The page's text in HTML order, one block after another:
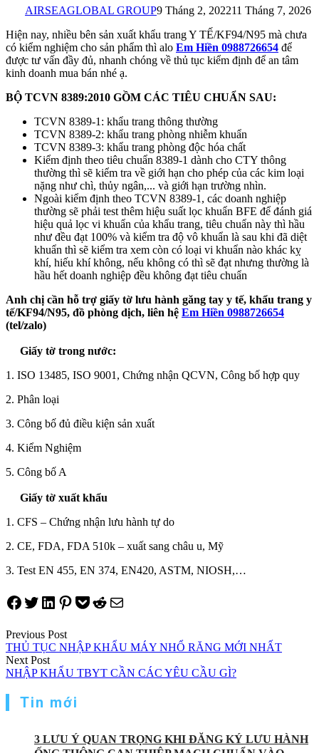
AIRSEAGLOBAL GROUP9 Tháng 2, 202211 Tháng 7, 2026
Hiện nay, nhiều bên sản xuất khẩu trang Y TẾ/KF94/N95 mà chưa
có kiểm nghiệm cho sản phẩm thì alo Em Hiền 0988726654 để
được tư vấn đầy đủ, nhanh chóng về thủ tục kiểm định để an tâm
kinh doanh mua bán nhé ạ.
BỘ TCVN 8389:2010 GỒM CÁC TIÊU CHUẨN SAU:
TCVN 8389-1: khẩu trang thông thường
TCVN 8389-2: khẩu trang phòng nhiễm khuẩn
TCVN 8389-3: khẩu trang phòng độc hóa chất
Kiểm định theo tiêu chuẩn 8389-1 dành cho CTY thông
thường thì sẽ kiểm tra về giới hạn cho phép của các kim loại
nặng như chì, thủy ngân,... và giới hạn trường nhìn.
Ngoài kiểm định theo TCVN 8389-1, các doanh nghiệp
thường sẽ phải test thêm hiệu suất lọc khuẩn BFE để đánh giá
hiệu quả lọc vi khuẩn của khẩu trang, tiêu chuẩn này thì hầu
như đều đạt 100% và kiểm tra độ vô khuẩn là sau khi đã diệt
khuẩn thì sẽ kiểm tra xem còn có loại vi khuẩn nào khác kỵ
khí, hiếu khí không, nếu không có thì sẽ đạt nhưng thường là
hầu hết doanh nghiệp đều không đạt tiêu chuẩn
Anh chị cần hỗ trợ giấy tờ lưu hành găng tay y tế, khẩu trang y
tế/KF94/N95, đồ phòng dịch, liên hệ Em Hiền 0988726654
(tel/zalo)
Giấy tờ trong nước:
1. ISO 13485, ISO 9001, Chứng nhận QCVN, Công bố hợp quy
2. Phân loại
3. Công bố đủ điều kiện sản xuất
4. Kiểm Nghiệm
5. Công bố A
Giấy tờ xuất khẩu
1. CFS – Chứng nhận lưu hành tự do
2. CE, FDA, FDA 510k – xuất sang châu u, Mỹ
3. Test EN 455, EN 374, EN420, ASTM, NIOSH,…
Share on Facebook
Tweet on Twitter
Share on LinkedIn
Pin on Pinterest
Save to pocket
Share on Reddit
Share via Email
Điều
hướng
bài
viết
Previous Post
THỦ TỤC NHẬP KHẨU MÁY NHỔ RĂNG MỚI NHẤT
Next Post
NHẬP KHẨU TBYT CẦN CÁC YÊU CẦU GÌ?
Tin mới
3 LƯU Ý QUAN TRỌNG KHI ĐĂNG KÝ LƯU HÀNH